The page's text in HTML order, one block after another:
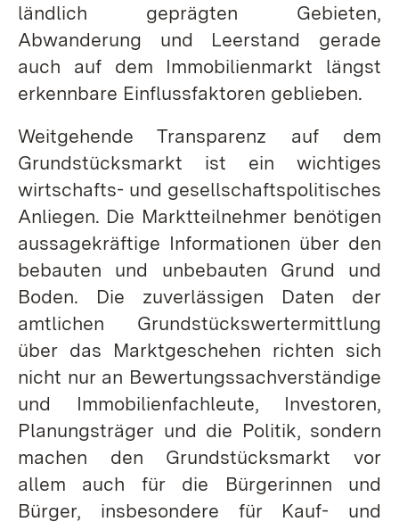
ländlich geprägten Gebieten,
Abwanderung und Leerstand gerade
auch auf dem Immobilienmarkt längst
erkennbare Einflussfaktoren geblieben.
Weitgehende Transparenz auf dem
Grundstücksmarkt ist ein wichtiges
wirtschafts- und gesellschaftspolitisches
Anliegen. Die Marktteilnehmer benötigen
aussagekräftige Informationen über den
bebauten und unbebauten Grund und
Boden. Die zuverlässigen Daten der
amtlichen Grundstückswertermittlung
über das Marktgeschehen richten sich
nicht nur an Bewertungssachverständige
und Immobilienfachleute, Investoren,
Planungsträger und die Politik, sondern
machen den Grundstücksmarkt vor
allem auch für die Bürgerinnen und
Bürger, insbesondere für Kauf- und